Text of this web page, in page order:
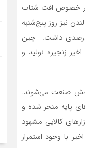
در خصوص افت شتاب
فلزات لندن نیز روز پنج‌شنبه
۴‌هزار و ۴۸۰واحد رسید که این رقم نسبت به این شاخص در ابتدای هفته کاهش ۵/ ۲درصدی داشت. چین
زنجیره تولید و
بخش صنعت می‌‌‌شوند.
پایه منجر شده و
کالایی مشهود
با وجود استمرار